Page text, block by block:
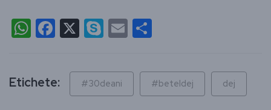
WhatsApp
Facebook
X Skype
Email
Etichete: #30deani #beteldej dej